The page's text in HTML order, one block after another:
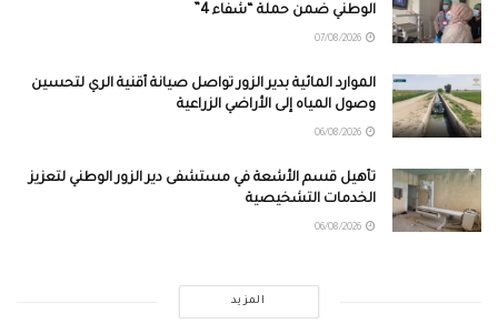
الوطني ضمن حملة “شفاء 4”
الموارد المائية بدير الزور تواصل صيانة أقنية الري لتحسين
وصول المياه إلى الأراضي الزراعية
تأهيل قسم الأشعة في مستشفى دير الزور الوطني لتعزيز
الخدمات التشخيصية
المزيد